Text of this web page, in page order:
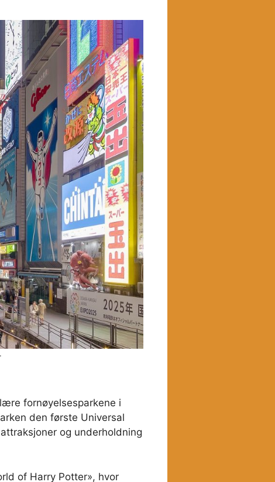
fornøyelsesparkene i
den første Universal
og underholdning
of Harry Potter», hvor